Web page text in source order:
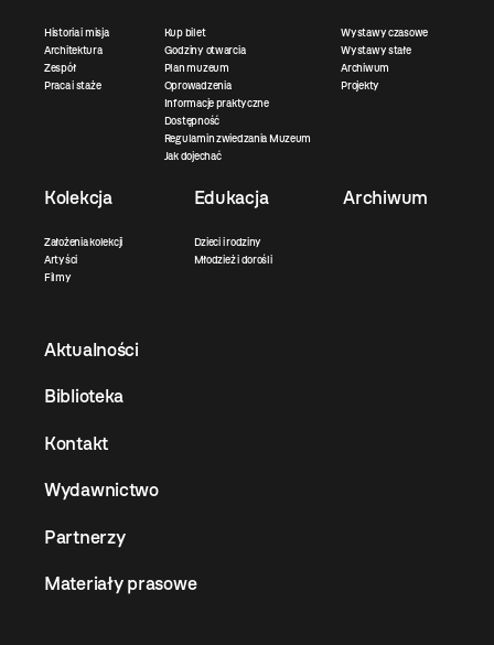
Historia i misja
Architektura
Zespół
Praca i staże
Kup bilet
Godziny otwarcia
Plan muzeum
Oprowadzenia
Informacje praktyczne
Dostępność
Regulamin zwiedzania Muzeum
Jak dojechać
Wystawy czasowe
Wystawy stałe
Archiwum
Projekty
Kolekcja
Założenia kolekcji
Artyści
Filmy
Edukacja
Dzieci i rodziny
Młodzież i dorośli
Archiwum
Aktualności
Biblioteka
Kontakt
Wydawnictwo
Partnerzy
Materiały prasowe